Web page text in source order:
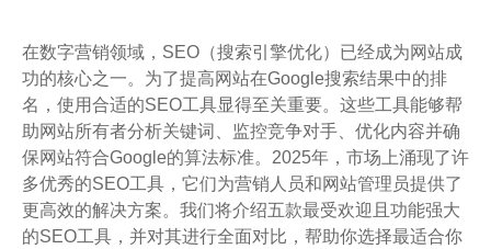
在数字营销领域，SEO（搜索引擎优化）已经成为网站成
功的核心之一。为了提高网站在Google搜索结果中的排
名，使用合适的SEO工具显得至关重要。这些工具能够帮
助网站所有者分析关键词、监控竞争对手、优化内容并确
保网站符合Google的算法标准。2025年，市场上涌现了许
多优秀的SEO工具，它们为营销人员和网站管理员提供了
更高效的解决方案。我们将介绍五款最受欢迎且功能强大
的SEO工具，并对其进行全面对比，帮助你选择最适合你